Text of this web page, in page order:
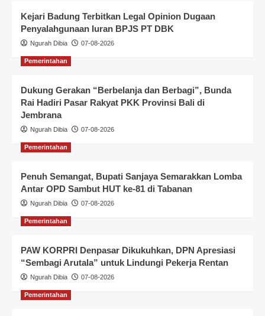
Kejari Badung Terbitkan Legal Opinion Dugaan
Penyalahgunaan Iuran BPJS PT DBK
Ngurah Dibia 07-08-2026
Pemerintahan
Dukung Gerakan “Berbelanja dan Berbagi”, Bunda
Rai Hadiri Pasar Rakyat PKK Provinsi Bali di
Jembrana
Ngurah Dibia 07-08-2026
Pemerintahan
Penuh Semangat, Bupati Sanjaya Semarakkan Lomba
Antar OPD Sambut HUT ke-81 di Tabanan
Ngurah Dibia 07-08-2026
Pemerintahan
PAW KORPRI Denpasar Dikukuhkan, DPN Apresiasi
“Sembagi Arutala” untuk Lindungi Pekerja Rentan
Ngurah Dibia 07-08-2026
Pemerintahan